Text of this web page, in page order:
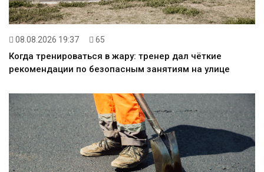
08.08.2026 19:37 65
Когда тренироваться в жару: тренер дал чёткие
рекомендации по безопасным занятиям на улице